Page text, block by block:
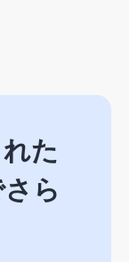
た
ら